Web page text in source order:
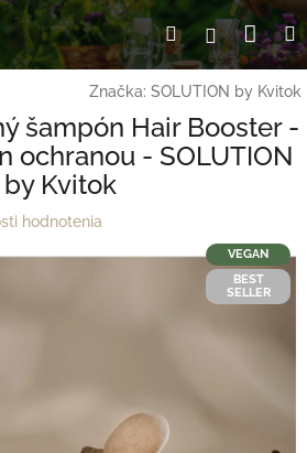
Hľadať
Značka: SOLUTION by Kvitok
šampón Hair Booster -
ochranou - SOLUTION
by Kvitok
hodnotenia
VEGAN
BEST
SELLER